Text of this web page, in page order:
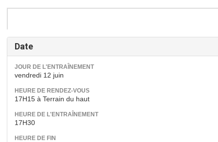
Date
JOUR DE L'ENTRAÎNEMENT
vendredi 12 juin
HEURE DE RENDEZ-VOUS
17H15 à Terrain du haut
HEURE DE L'ENTRAÎNEMENT
17H30
HEURE DE FIN